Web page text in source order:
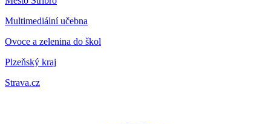
Multimediální učebna
Ovoce a zelenina do škol
Plzeňský kraj
Strava.cz